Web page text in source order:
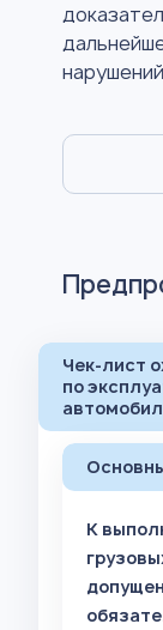
Чек-лист
по
К